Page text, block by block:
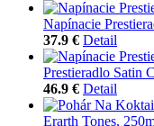
Napínacie
37.9 € Detail
Prestieradlo Satin
46.9 € Detail
Erarth Tones,